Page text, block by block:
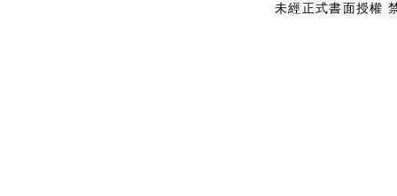
未經正式書面授權